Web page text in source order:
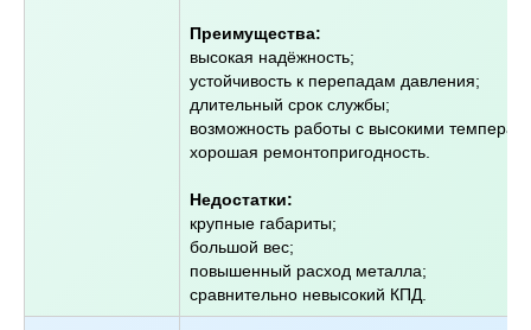
Преимущества:
высокая надёжность;
устойчивость к перепадам давления;
длительный срок службы;
возможность работы с высокими
хорошая ремонтопригодность.
Недостатки:
крупные габариты;
большой вес;
повышенный расход металла;
сравнительно невысокий КПД.